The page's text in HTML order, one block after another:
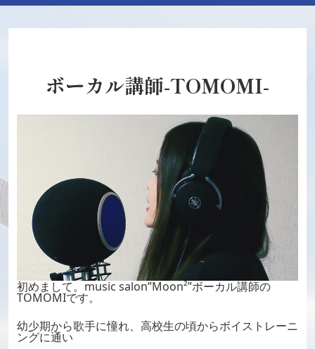
ボーカル講師-TOMOMI-
初めまして。music salon”Moon²”ボーカル講師の
TOMOMIです。
幼少期から歌手に憧れ、高校生の頃からボイストレーニ
ングに通い